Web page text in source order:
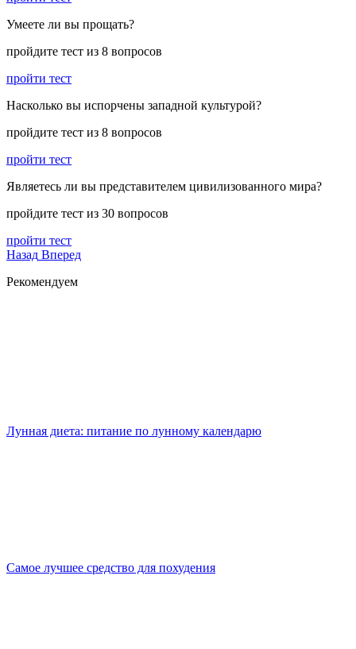
Умеете ли вы прощать?
пройдите тест из 8 вопросов
пройти тест
Насколько вы испорчены западной культурой?
пройдите тест из 8 вопросов
пройти тест
Являетесь ли вы представителем цивилизованного мира?
пройдите тест из 30 вопросов
пройти тест
Назад Вперед
Рекомендуем
Лунная диета: питание по лунному календарю
Самое лучшее средство для похудения